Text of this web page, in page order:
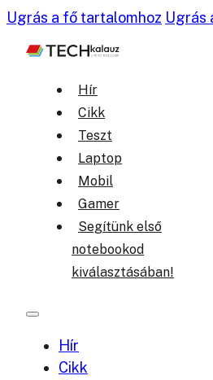
Ugrás a fő tartalomhoz Ugrás
Hír
Cikk
Teszt
Laptop
Mobil
Gamer
Segítünk első
notebookod
kiválasztásában!
Hír
Cikk